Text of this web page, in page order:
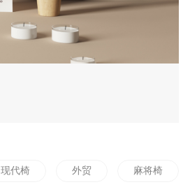
现代椅 外贸 麻将椅